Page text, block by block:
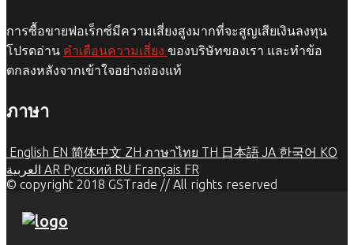
การซื้อขายฟอเร็กซ์มีความเสี่ยงสูงมากที่จะสูญเสียเงินลงทุน
โปรดอ่าน คำเตือนความเสี่ยง ของบริษัทของเรา และทำข้อ
ตกลงหลังจากเข้าใจอย่างถ่องแท้
ภาษา
English EN 简体中文 ZH ภาษาไทย TH 日本語 JA 한국어 KO
العربية AR Русский RU Français FR
© copyright 2018 GSTrade // All rights reserved